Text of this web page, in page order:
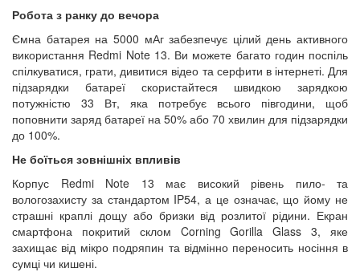
Робота з ранку до вечора
Ємна батарея на 5000 мАг забезпечує цілий день активного
використання Redmi Note 13. Ви можете багато годин поспіль
спілкуватися, грати, дивитися відео та серфити в інтернеті. Для
підзарядки батареї скористайтеся швидкою зарядкою
потужністю 33 Вт, яка потребує всього півгодини, щоб
поповнити заряд батареї на 50% або 70 хвилин для підзарядки
до 100%.
Не боїться зовнішніх впливів
Корпус Redmi Note 13 має високий рівень пило- та
вологозахисту за стандартом IP54, а це означає, що йому не
страшні краплі дощу або бризки від розлитої рідини. Екран
смартфона покритий склом Corning Gorilla Glass 3, яке
захищає від мікро подряпин та відмінно переносить носіння в
сумці чи кишені.